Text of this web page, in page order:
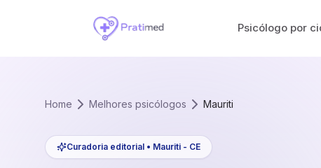
Psicólogo por
Home Melhores psicólogos Mauriti
Curadoria editorial • Mauriti - CE